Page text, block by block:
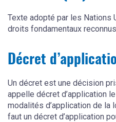
Texte adopté par les Nations
droits fondamentaux
Décret
Un décret est une décision
appelle décret d’application
modalités d’application de la
faut un décret d’application